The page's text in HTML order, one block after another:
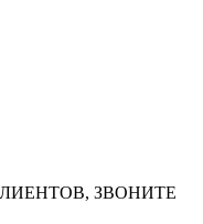
ЗВОНИТЕ